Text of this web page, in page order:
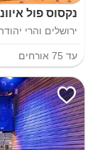
נקסוס פול
ירושלים והרי
עד 75 אורחים